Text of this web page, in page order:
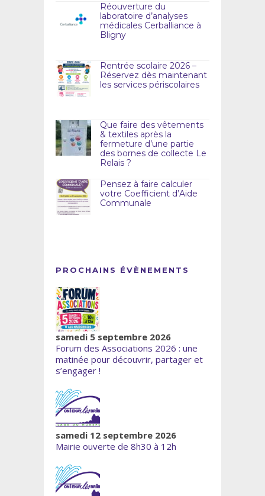
Réouverture du
laboratoire d’analyses
médicales Cerballiance à
Bligny
Rentrée scolaire 2026 –
Réservez dès maintenant
les services périscolaires
Que faire des vêtements
& textiles après la
fermeture d’une partie
des bornes de collecte Le
Relais ?
Pensez à faire calculer
votre Coefficient d’Aide
Communale
PROCHAINS ÉVÈNEMENTS
samedi 5 septembre 2026
Forum des Associations 2026 : une
matinée pour découvrir, partager et
s’engager !
samedi 12 septembre 2026
Mairie ouverte de 8h30 à 12h